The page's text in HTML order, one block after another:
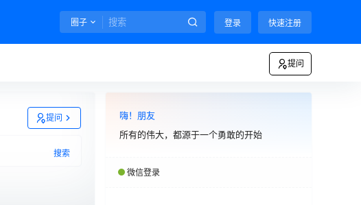
圈子 登录 快速注册
提问
提问
搜索
嗨！朋友
所有的伟大，都源于一个勇敢的开始
微信登录